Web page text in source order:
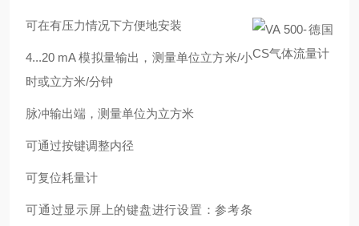
可在有压力情况下方便地安装
4...20 mA 模拟量输出，测量单位立方米/小
时或立方米/分钟
脉冲输出端，测量单位为立方米
可通过按键调整内径
可复位耗量计
可通过显示屏上的键盘进行设置：参考条